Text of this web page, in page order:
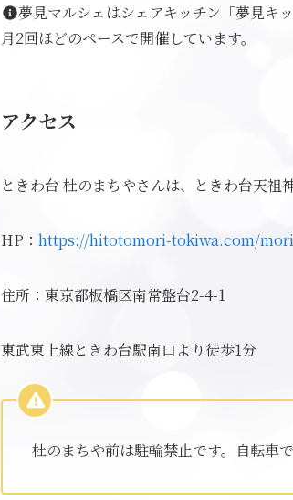
夢見マルシェはシェアキッチン「夢見キ
月2回ほどのペースで開催しています。
アクセス
ときわ台 杜のまちやさんは、ときわ台天祖
HP： https://hitotomori-tokiwa.com/
住所：東京都板橋区南常盤台2-4-1
東武東上線ときわ台駅南口より徒歩1分
杜のまちや前は駐輪禁止です。自転車